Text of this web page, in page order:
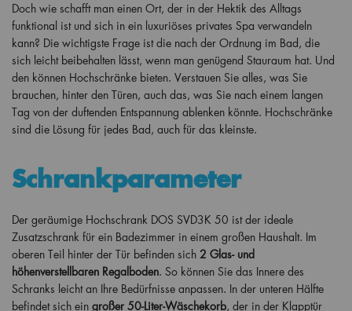
Doch wie schafft man einen Ort, der in der Hektik des Alltags
funktional ist und sich in ein luxuriöses privates Spa verwandeln
kann? Die wichtigste Frage ist die nach der Ordnung im Bad, die
sich leicht beibehalten lässt, wenn man genügend Stauraum hat. Und
den können Hochschränke bieten. Verstauen Sie alles, was Sie
brauchen, hinter den Türen, auch das, was Sie nach einem langen
Tag von der duftenden Entspannung ablenken könnte. Hochschränke
sind die Lösung für jedes Bad, auch für das kleinste.
Schrankparameter
Der geräumige Hochschrank DOS SVD3K 50 ist der ideale
Zusatzschrank für ein Badezimmer in einem großen Haushalt. Im
oberen Teil hinter der Tür befinden sich 2 Glas- und
höhenverstellbaren Regalboden. So können Sie das Innere des
Schranks leicht an Ihre Bedürfnisse anpassen. In der unteren Hälfte
befindet sich ein großer 50-Liter-Wäschekorb, der in der Klapptür